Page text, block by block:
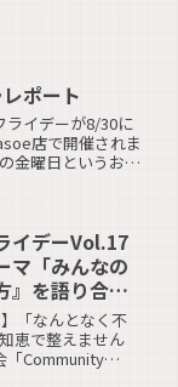
ポート
ライデーが8/30に
店で開催されま
金曜日というお忙
イデーVol.17
マ「みんなの
』を語り合
「なんとなく不
恵で整えません
「Community